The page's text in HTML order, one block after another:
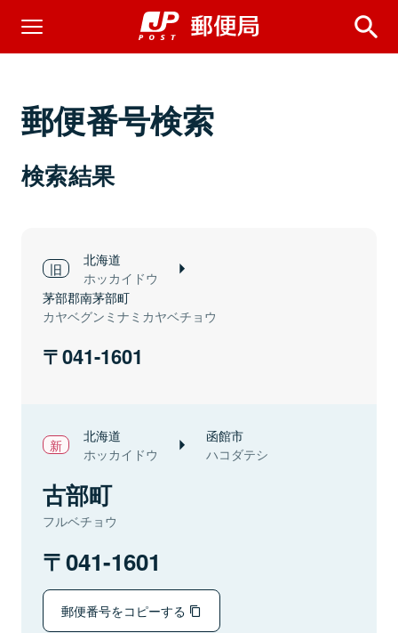
郵便番号検索
検索結果
北海道
ホッカイドウ
茅部郡南茅部町
カヤベグンミナミカヤベチョウ
041-1601
北海道
ホッカイドウ
函館市
ハコダテシ
古部町
フルベチョウ
041-1601
郵便番号をコピーする